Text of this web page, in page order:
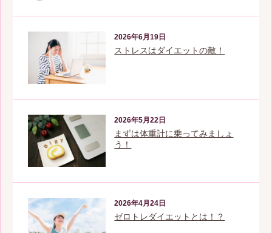
2026年6月19日
ストレスはダイエットの敵！
2026年5月22日
まずは体重計に乗ってみましょ
う！
2026年4月24日
ゼロトレダイエットとは！？